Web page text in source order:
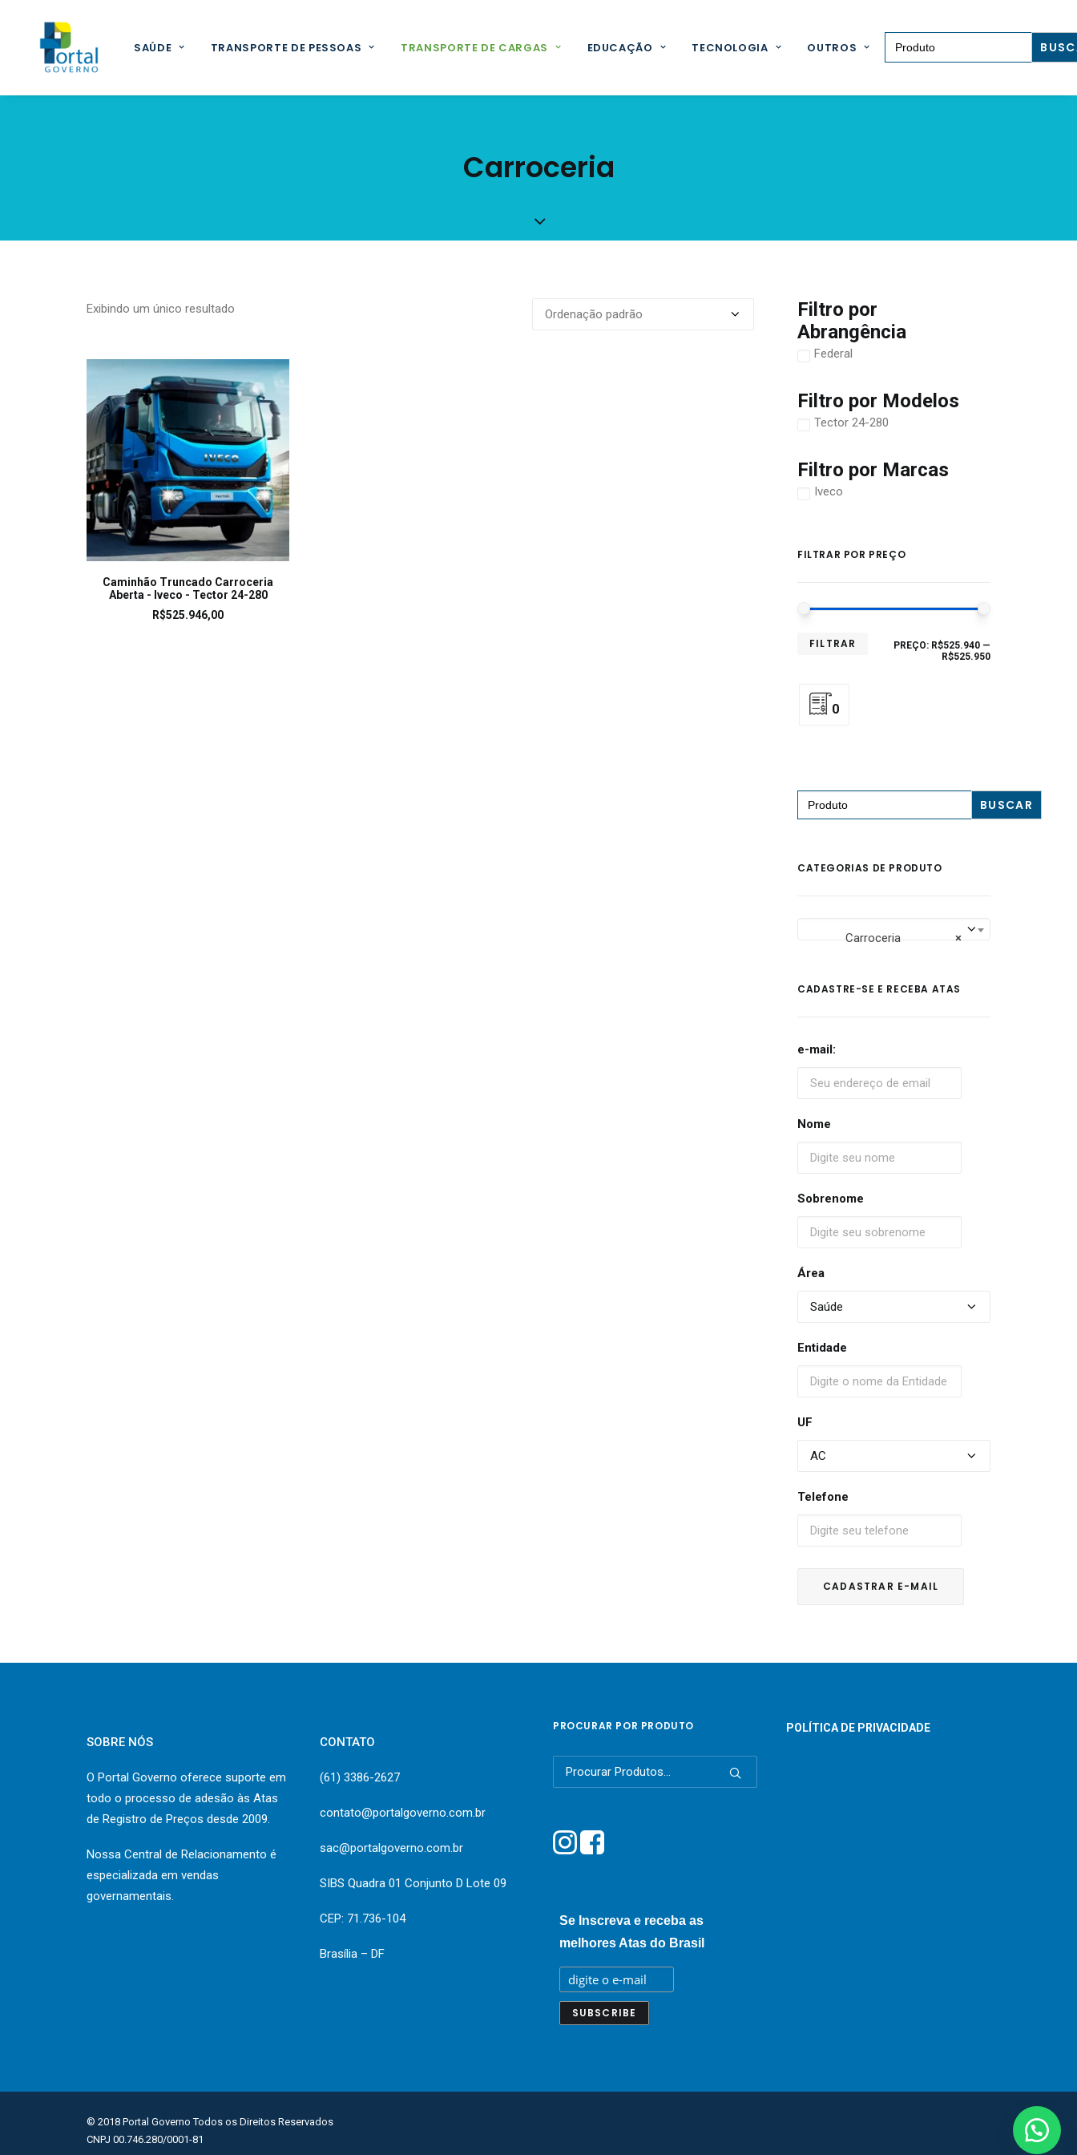
SAÚDE TRANSPORTE DE PESSOAS TRANSPORTE DE CARGAS EDUCAÇÃO TECNOLOGIA OUTROS
Search for:
Carroceria
Exibindo um único resultado
LEIA MAIS
Caminhão Truncado Carroceria
Aberta - Iveco - Tector 24-280
R$525.946,00
Filtro por
Abrangência
Federal
Filtro por Modelos
Tector 24-280
Filtro por Marcas
Iveco
FILTRAR POR PREÇO
FILTRAR PREÇO: R$525.940 —
R$525.950
0
Search
for:
CATEGORIAS DE PRODUTO
×
Carroceria
CADASTRE-SE E RECEBA ATAS
e-mail:
Nome
Sobrenome
Área
Entidade
UF
Telefone
SOBRE NÓS
O Portal Governo oferece suporte em
todo o processo de adesão às Atas
de Registro de Preços desde 2009.
Nossa Central de Relacionamento é
especializada em vendas
governamentais.
CONTATO
(61) 3386-2627
contato@portalgoverno.com.br
sac@portalgoverno.com.br
SIBS Quadra 01 Conjunto D Lote 09
CEP: 71.736-104
Brasília – DF
PROCURAR POR PRODUTO
Pesquisar
por:
Se Inscreva e receba as
melhores Atas do Brasil
POLÍTICA DE PRIVACIDADE
© 2018 Portal Governo Todos os Direitos Reservados
CNPJ 00.746.280/0001-81